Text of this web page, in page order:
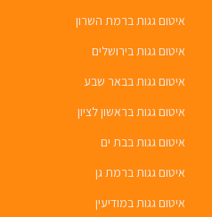
איטום גגות ברמת השרון
איטום גגות בירושלים
איטום גגות בבאר שבע
איטום גגות בראשון לציון
איטום גגות בבת ים
איטום גגות ברמת גן
איטום גגות במודיעין